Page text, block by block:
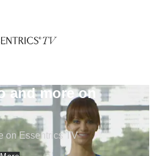
and more on
on Essentrics TV